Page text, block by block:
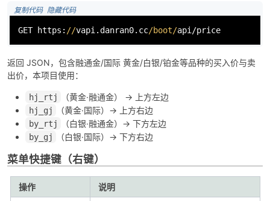
复制代码 隐藏代码
GET https: //vapi.danran0.cc/boot/api/price
返回 JSON，包含融通金/国际 黄金/白银/铂金等品种的买入价与卖
出价，本项目使用：
hj_rtj （黄金·融通金） → 上方左边
hj_gj （黄金·国际）→ 上方右边
by_rtj （白银·融通金）→ 下方左边
by_gj （白银·国际）→ 下方右边
菜单快捷键（右键）
操作
说明